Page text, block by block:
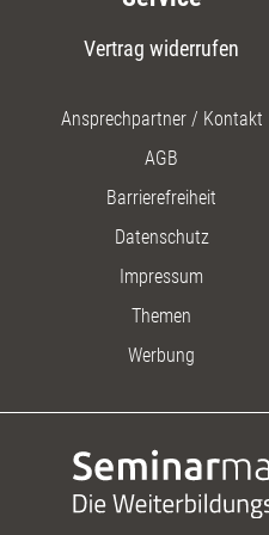
Vertrag widerrufen
Ansprechpartner / Kontakt
AGB
Barrierefreiheit
Datenschutz
Impressum
Themen
Werbung